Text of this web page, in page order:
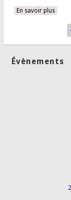
En savoir plusà
Évènements